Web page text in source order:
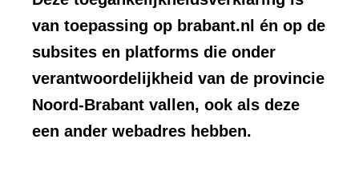
van toepassing op brabant.nl én op de
subsites en platforms die onder
verantwoordelijkheid van de provincie
Noord-Brabant vallen, ook als deze
een ander webadres hebben.